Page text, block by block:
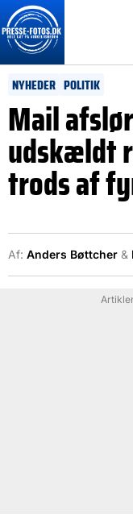
NYHEDER POLITIK
Mail
udskældt
trods af
Af: Anders Bøttcher &